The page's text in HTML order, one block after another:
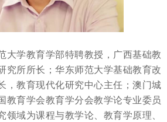
大学教育学部特聘教授，广西基础教
究所所长；华东师范大学基础教育改
，教育现代化研究中心主任；澳门城
教育学会教育学分会教学论专业委员
域为课程与教学论、教育学原理、